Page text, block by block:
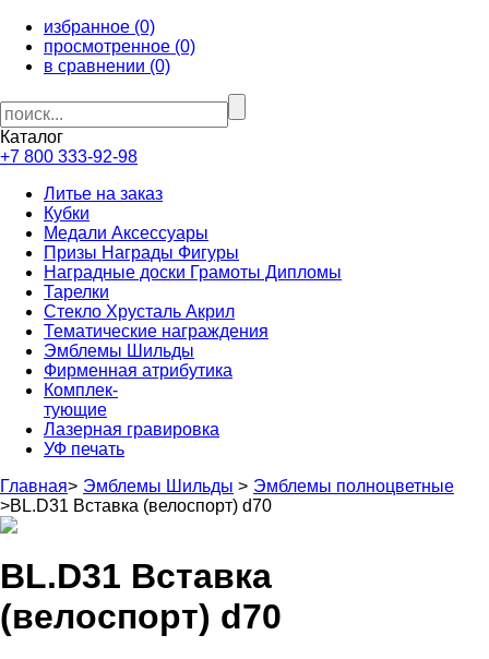
избранное (0)
просмотренное (0)
в сравнении (0)
Каталог
+7 800 333-92-98
Литье на заказ
Кубки
Медали Аксессуары
Призы Награды Фигуры
Наградные доски Грамоты Дипломы
Тарелки
Стекло Хрусталь Акрил
Тематические награждения
Эмблемы Шильды
Фирменная атрибутика
Комплек-
тующие
Лазерная гравировка
УФ печать
Главная> Эмблемы Шильды > Эмблемы полноцветные
>BL.D31 Вставка (велоспорт) d70
BL.D31 Вставка
(велоспорт) d70